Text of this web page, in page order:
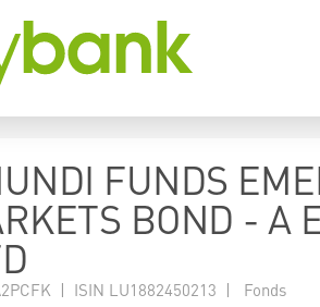
FUNDS
BOND - A
| ISIN LU1882450213 | Fonds